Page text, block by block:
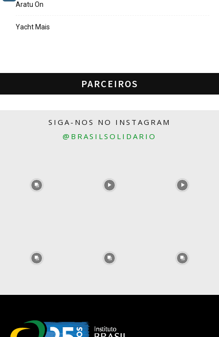
Aratu On
Yacht Mais
PARCEIROS
SIGA-NOS NO INSTAGRAM
@BRASILSOLIDARIO